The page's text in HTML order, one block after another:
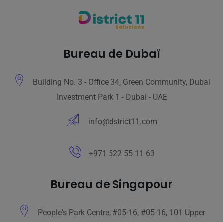
Bureau de Dubaï
Building No. 3 - Office 34, Green Community, Dubai
Investment Park 1 - Dubai - UAE
info@dstrict11.com
+971 522 55 11 63
Bureau de Singapour
People's Park Centre, #05-16, #05-16, 101 Upper